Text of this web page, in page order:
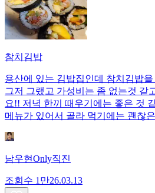
참치김밥
용산에 있는 김밥집인데 참치김밥
그저 그랬고 가성비는 좀 없는것 같
요!! 저녁 한끼 때우기에는 좋은 것
메뉴가 있어서 골라 먹기에는 괜찮
남우현Only직진
조회수 1만26.03.13